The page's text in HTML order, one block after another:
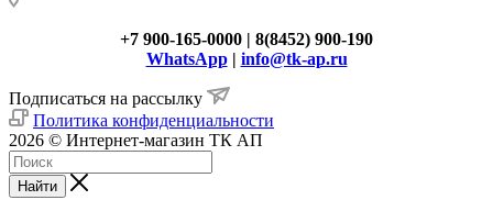
+7 900-165-0000 | 8(8452) 900-190
WhatsApp| info@tk-ap.ru
Подписаться на рассылку
Политика конфиденциальности
2026 © Интернет-магазин ТК АП
Найти